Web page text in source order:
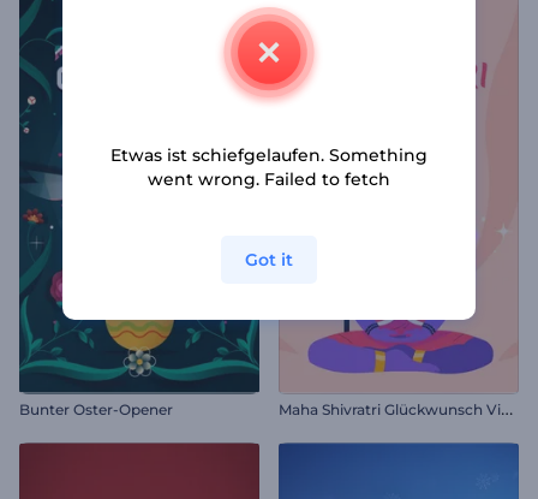
Bunter Oster-Opener M
aha Shivratri Glückwunsch Video
Etwas ist schiefgelaufen. Something
went wrong. Failed to fetch
Got it